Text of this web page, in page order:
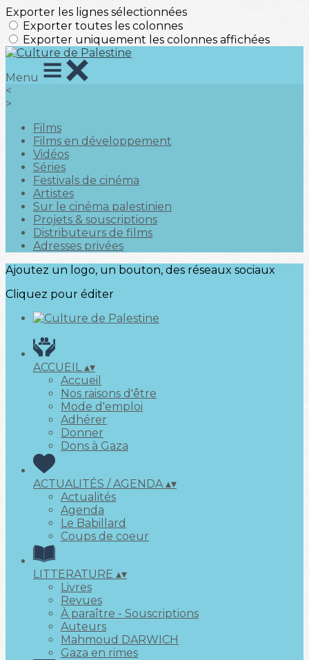
Exporter les lignes sélectionnées
Exporter toutes les colonnes
Exporter uniquement les colonnes affichées
Menu
<
>
Films
Films en développement
Vidéos
Séries
Festivals de cinéma
Artistes
Sur le cinéma palestinien
Projets & souscriptions
Distributeurs de films
Adresses privées
Ajoutez un logo, un bouton, des réseaux sociaux
Cliquez pour éditer
ACCUEIL▴▾
Accueil
Nos raisons d'être
Mode d'emploi
Adhérer
Donner
Dons à Gaza
ACTUALITÉS / AGENDA▴▾
Actualités
Agenda
Le Babillard
Coups de coeur
LITTERATURE ▴▾
Livres
Revues
À paraître - Souscriptions
Auteurs
Mahmoud DARWICH
Gaza en rimes